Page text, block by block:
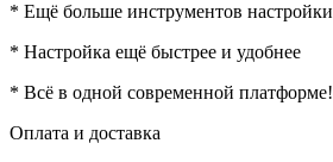
* Ещё больше инструментов настройки
* Настройка ещё быстрее и удобнее
* Всё в одной современной платформе!
Оплата и доставка